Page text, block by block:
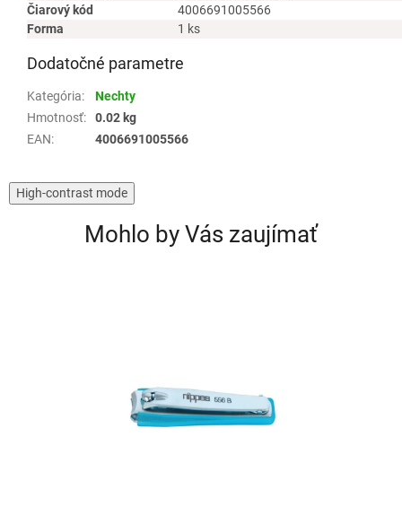
Čiarový kód
4006691005566
Forma
1 ks
Dodatočné parametre
Kategória:
Nechty
Hmotnosť:
0.02 kg
EAN: 4006691005566
High-contrast mode
Mohlo by Vás zaujímať